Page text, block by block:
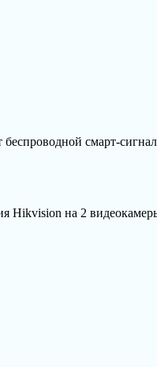
смарт-
Hikvision на 2